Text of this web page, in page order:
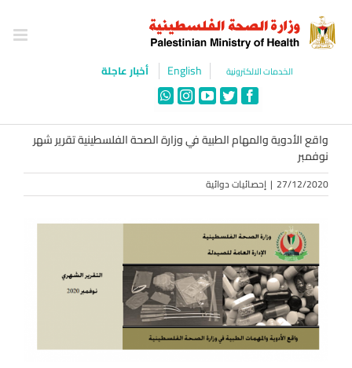
content
الخدمات الالكترونية English أخبار عاجلة
Facebook
Twitter
YouTube
Instagram
WhatsApp
واقع الأدوية والمهام الطبية في وزارة الصحة الفلسطينية تقرير شهر
نوفمبر
27/12/2020
| إحصائيات دوائية